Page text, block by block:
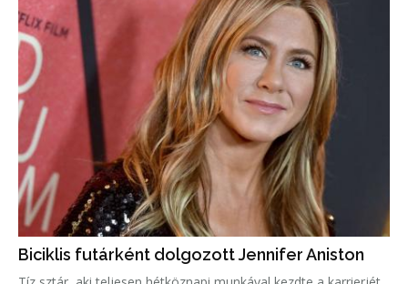
Biciklis futárként dolgozott Jennifer Aniston